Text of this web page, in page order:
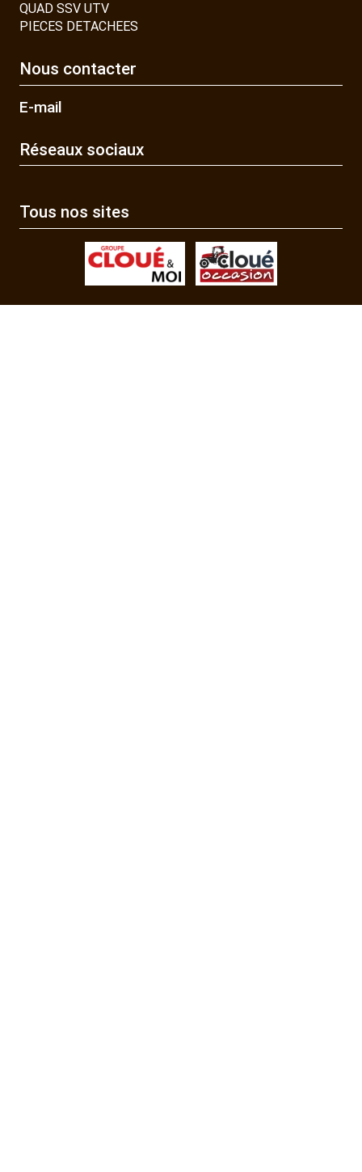
QUAD SSV UTV
PIECES DETACHEES
Nous contacter
E-mail
Réseaux sociaux
Tous nos sites